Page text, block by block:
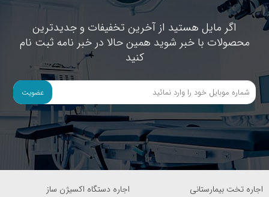
اگر مایل هستید از آخرین تخفیفات و جدیدترین
محصولات با خبر شوید همین حالا در خبر نامه ثبت نام
کنید
عضویت
اجاره تخت بیمارستانی
اجاره دستگاه اکسیژن ساز